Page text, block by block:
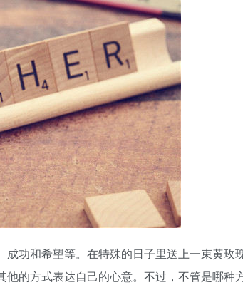
功和希望等。在特殊的日子里送上一束黄玫
的方式表达自己的心意。不过，不管是哪种